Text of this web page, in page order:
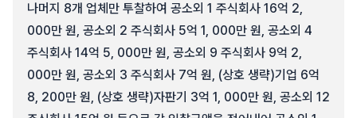
나머지 8개 업체만 투찰하여 공소외 1 주식회사 16억 2,
000만 원, 공소외 2 주식회사 5억 1, 000만 원, 공소외 4
주식회사 14억 5, 000만 원, 공소외 9 주식회사 9억 2,
000만 원, 공소외 3 주식회사 7억 원, (상호 생략)기업 6억
8, 200만 원, (상호 생략)자판기 3억 1, 000만 원, 공소외 12